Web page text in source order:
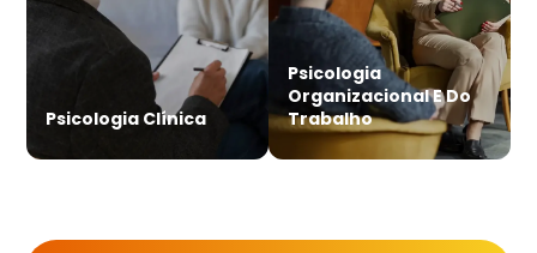
Psicologia Clínica
Psicologia
Organizacional E Do
Trabalho